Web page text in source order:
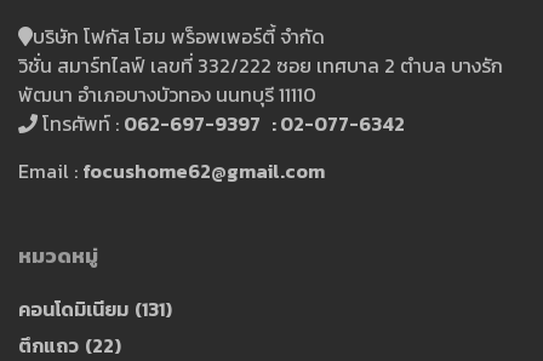
บริษัท โฟกัส โฮม พร็อพเพอร์ตี้ จำกัด
วิชั่น สมาร์ทไลฟ์ เลขที่ 332/222 ซอย เทศบาล 2 ตำบล บางรัก
พัฒนา อำเภอบางบัวทอง นนทบุรี 11110
โทรศัพท์ : 062-697-9397 : 02-077-6342
Email : focushome62@gmail.com
หมวดหมู่
คอนโดมิเนียม (131)
ตึกแถว (22)